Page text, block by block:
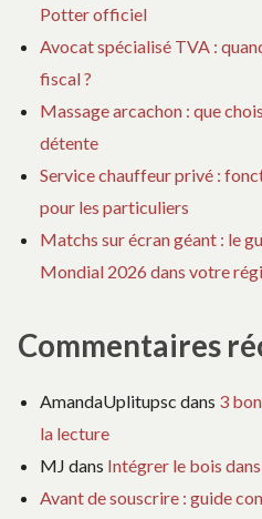
Potter officiel
Avocat spécialisé TVA :
fiscal ?
Massage arcachon : que
détente
Service chauffeur privé :
pour les particuliers
Matchs sur écran géant : le
Mondial 2026 dans votre
Commentaires
AmandaUplitupsc dans 3
la lecture
MJ dans Intégrer le bois
Avant de souscrire : guide